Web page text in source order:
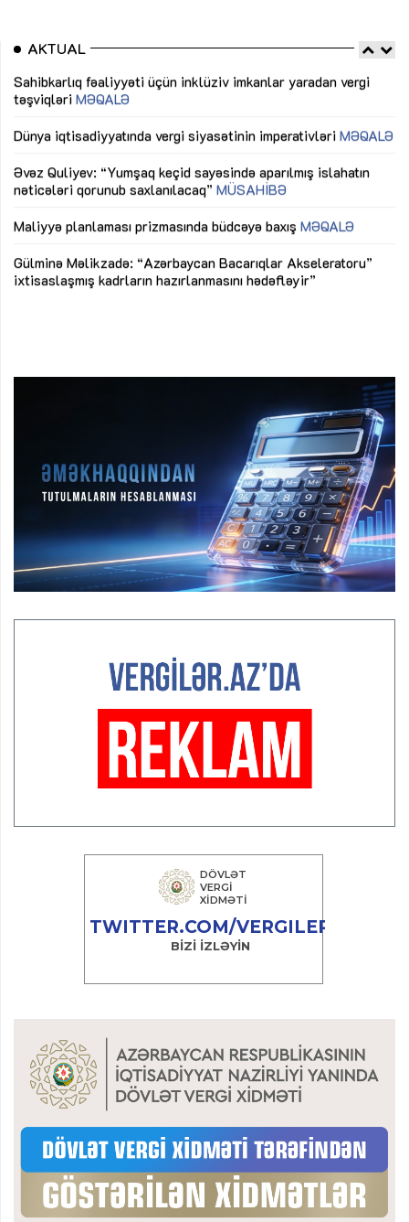
AKTUAL
Sahibkarlıq fəaliyyəti üçün inklüziv imkanlar yaradan vergi
təşviqləri MƏQALƏ
Dünya iqtisadiyyatında vergi siyasətinin imperativləri MƏQALƏ
Əvəz Quliyev: “Yumşaq keçid sayəsində aparılmış islahatın
nəticələri qorunub saxlanılacaq” MÜSAHİBƏ
Maliyyə planlaması prizmasında büdcəyə baxış MƏQALƏ
Gülminə Məlikzadə: “Azərbaycan Bacarıqlar Akseleratoru”
ixtisaslaşmış kadrların hazırlanmasını hədəfləyir”